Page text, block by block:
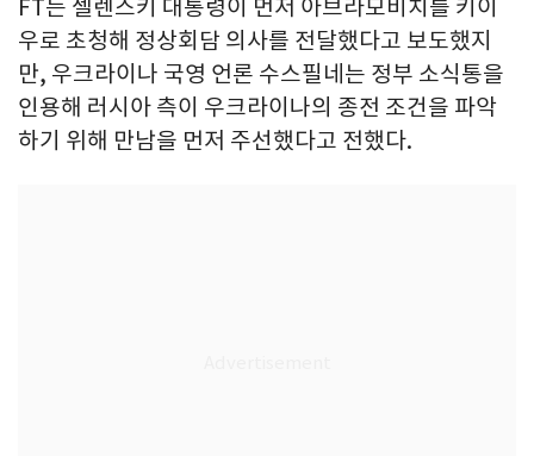
FT는 젤렌스키 대통령이 먼저 아브라모비치를 키이
우로 초청해 정상회담 의사를 전달했다고 보도했지
만, 우크라이나 국영 언론 수스필네는 정부 소식통을
인용해 러시아 측이 우크라이나의 종전 조건을 파악
하기 위해 만남을 먼저 주선했다고 전했다.